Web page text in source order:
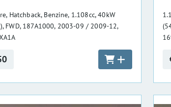
Hatchback, Benzine, 1.108cc, 40kW
FWD, 187A1000, 2003-09 / 2009-12,